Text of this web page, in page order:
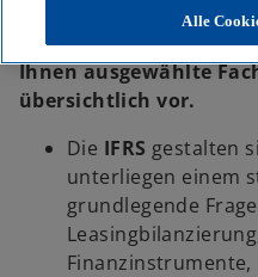
Experten informieren
Entwicklungen der
Ihnen ausgewählte
übersichtlich vor.
Die IFRS gestalten
unterliegen einem
grundlegende
Alle